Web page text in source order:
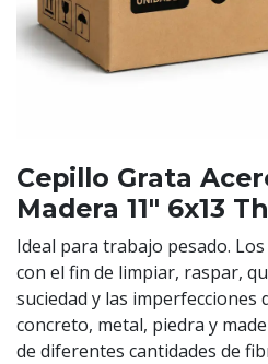
Cepillo Grata
Madera 11" 6x13
Ideal para trabajo pesado.
con el fin de limpiar, raspar,
suciedad y las imperfecciones
concreto, metal, piedra y
de diferentes cantidades de